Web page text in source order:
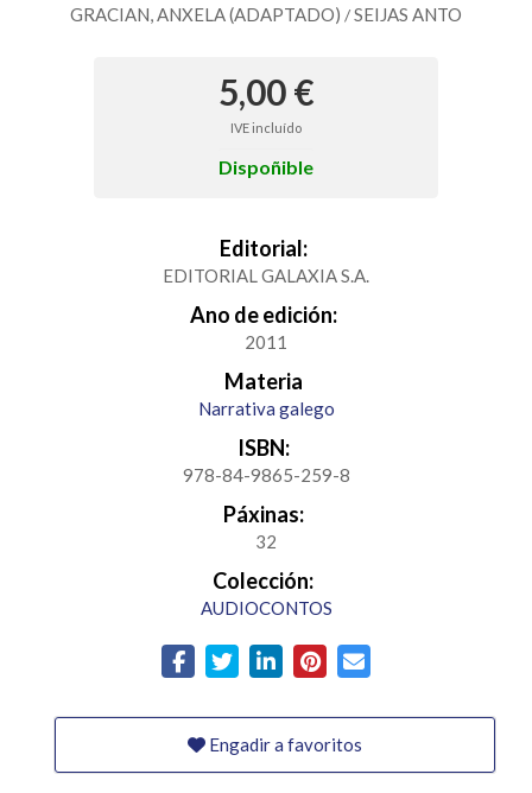
GRACIAN, ANXELA (ADAPTADO) /SEIJAS ANTO
5,00 €
IVE incluído
Dispoñible
Editorial:
EDITORIAL GALAXIA S.A.
Ano de edición:
2011
Materia
Narrativa galego
ISBN:
978-84-9865-259-8
Páxinas:
32
Colección:
AUDIOCONTOS
Engadir a favoritos